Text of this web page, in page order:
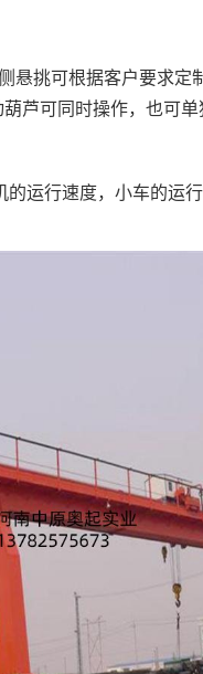
挑可根据客户要求定
芦可同时操作，也可单
行速度，小车的运